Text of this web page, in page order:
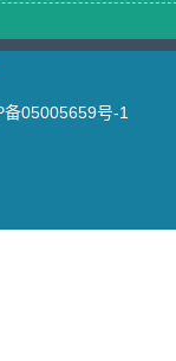
05005659号-1